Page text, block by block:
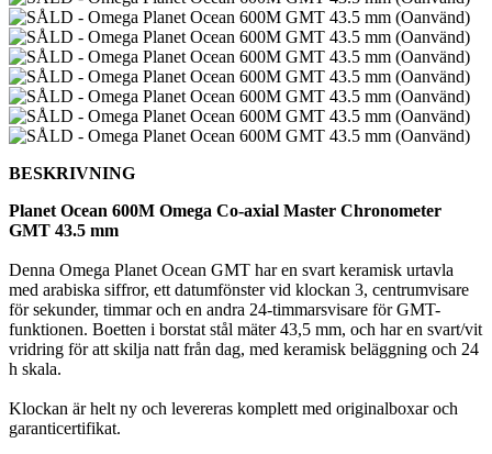
BESKRIVNING
Planet Ocean 600M Omega Co-axial Master Chronometer
GMT 43.5 mm
Denna Omega Planet Ocean GMT har en svart keramisk urtavla
med arabiska siffror, ett datumfönster vid klockan 3, centrumvisare
för sekunder, timmar och en andra 24-timmarsvisare för GMT-
funktionen. Boetten i borstat stål mäter 43,5 mm, och har en svart/vit
vridring för att skilja natt från dag, med keramisk beläggning och 24
h skala.
Klockan är helt ny och levereras komplett med originalboxar och
garanticertifikat.